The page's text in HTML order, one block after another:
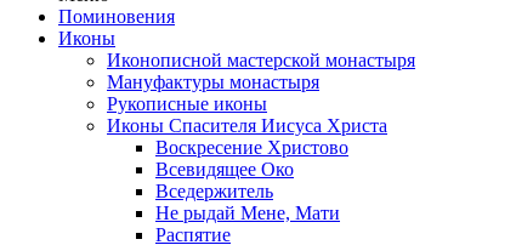
Поминовения
Иконы
Иконописной мастерской монастыря
Мануфактуры монастыря
Рукописные иконы
Иконы Спасителя Иисуса Христа
Воскресение Христово
Всевидящее Око
Вседержитель
Не рыдай Мене, Мати
Распятие